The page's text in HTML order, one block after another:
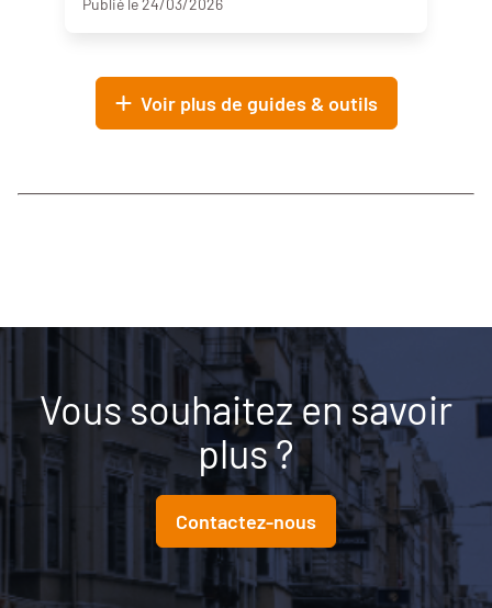
Publié le 24/03/2026
Voir plus de guides & outils
Vous souhaitez en savoir
plus ?
Contactez-nous